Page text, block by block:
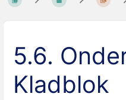
5.6.
Kladblok